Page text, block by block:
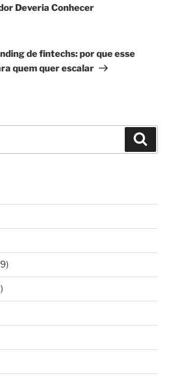
Deveria Conhecer
de fintechs: por que esse
quem quer escalar